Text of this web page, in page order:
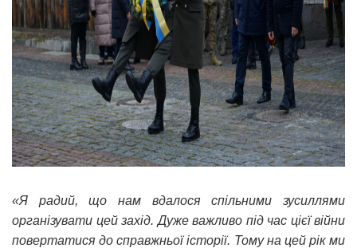
«Я радий, що нам вдалося спільними зусиллями
організувати цей захід. Дуже важливо під час цієї війни
повертатися до справжньої історії. Тому на цей рік ми